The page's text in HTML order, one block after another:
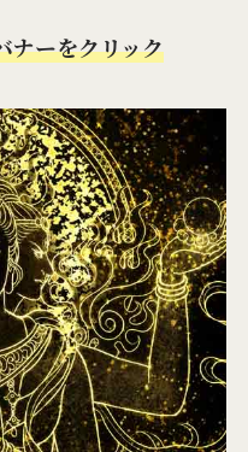
ナーをクリック